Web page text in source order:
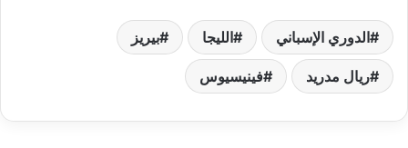
الدوري الإسباني الليجا بيريز
ريال مدريد فينيسيوس